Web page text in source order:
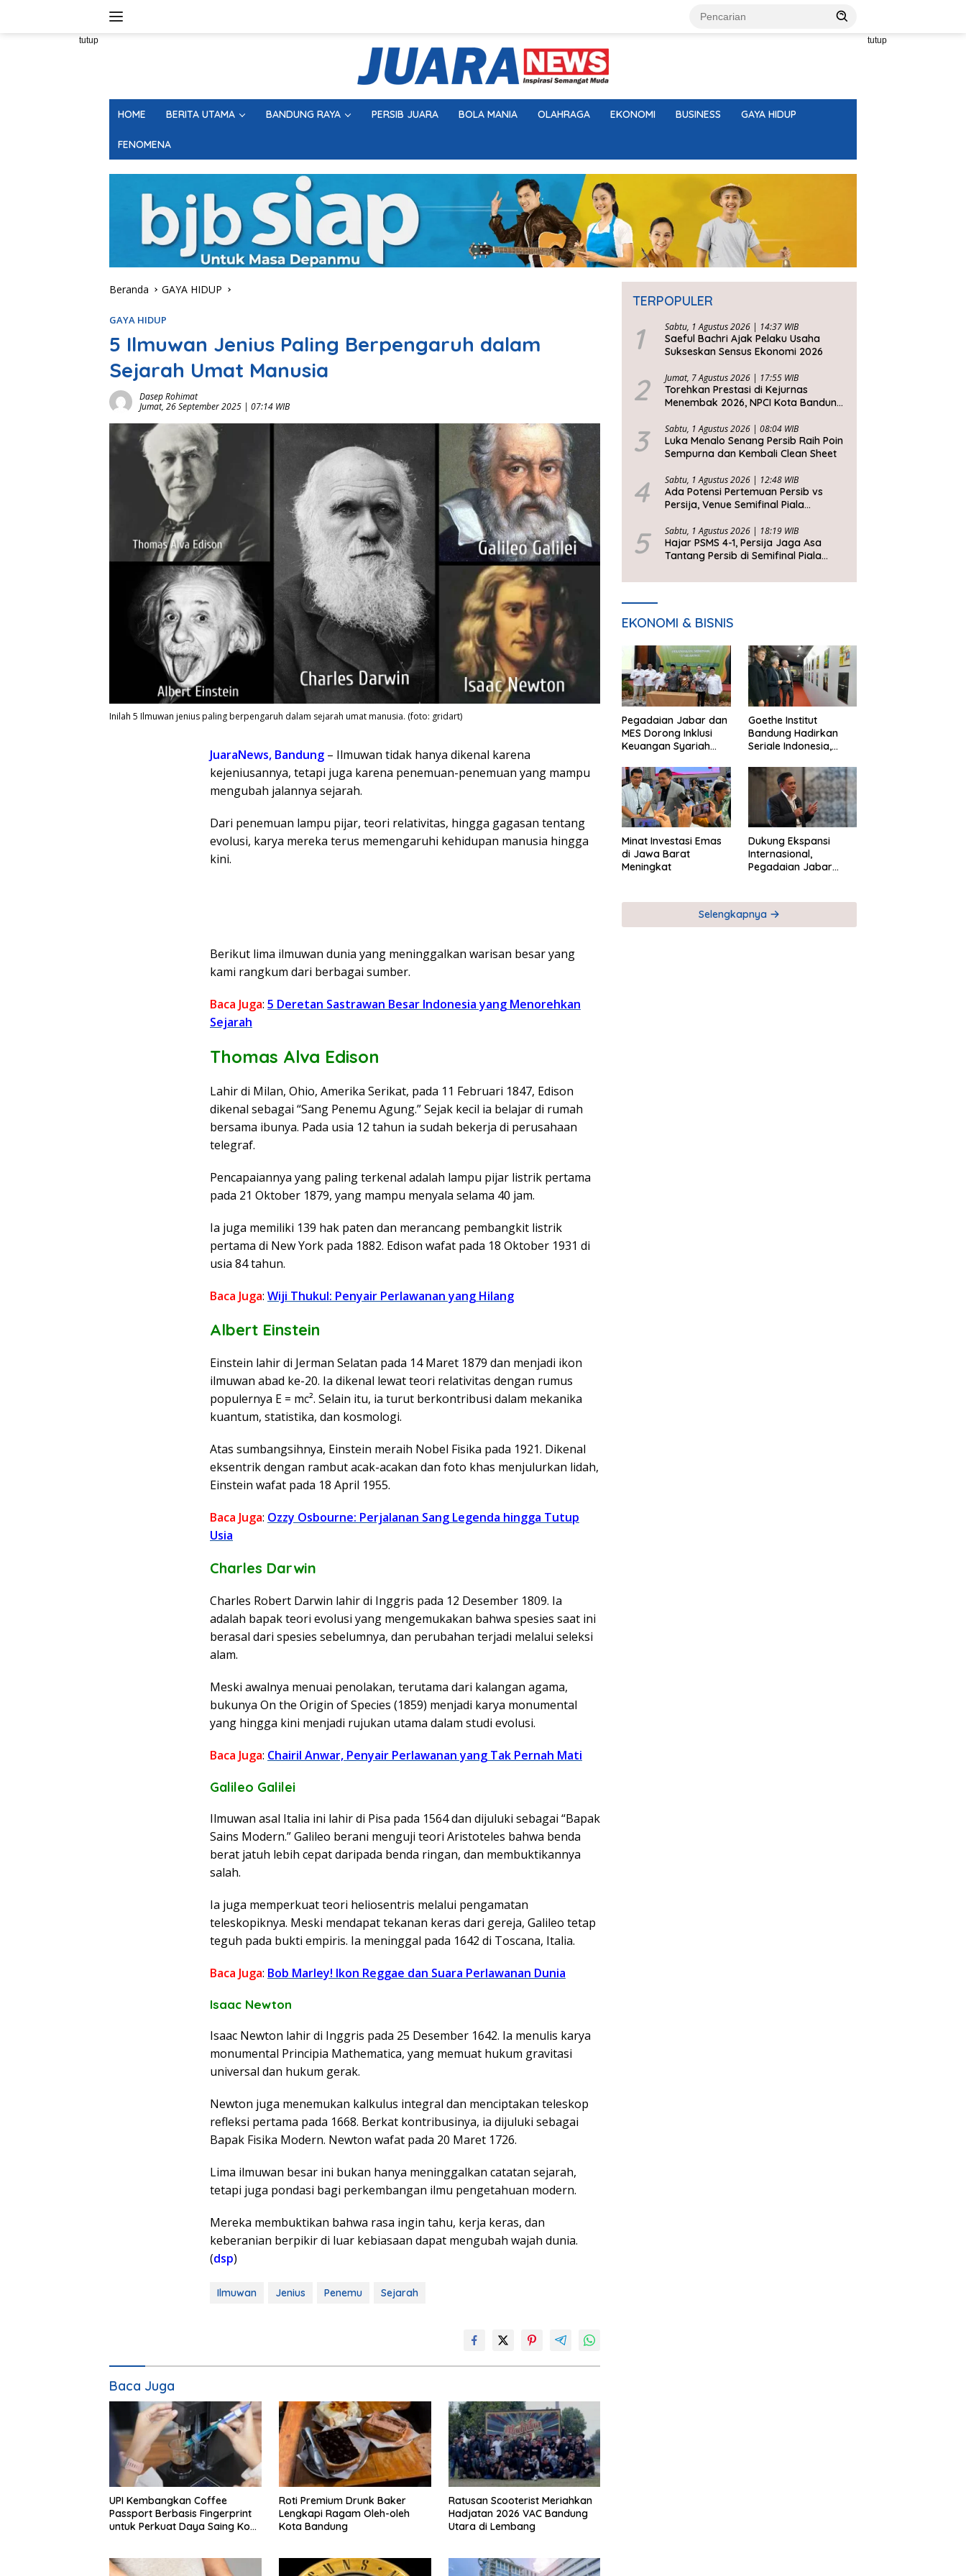
tutup tutup
HOME BERITA UTAMA BANDUNG RAYA PERSIB JUARA BOLA MANIA OLAHRAGA EKONOMI BUSINESS GAYA HIDUP
FENOMENA
Beranda GAYA HIDUP
GAYA HIDUP
5 Ilmuwan Jenius Paling Berpengaruh dalam
Sejarah Umat Manusia
Dasep Rohimat
Jumat, 26 September 2025 | 07:14 WIB
Inilah 5 Ilmuwan jenius paling berpengaruh dalam sejarah umat manusia. (foto: gridart)
JuaraNews, Bandung – Ilmuwan tidak hanya dikenal karena
kejeniusannya, tetapi juga karena penemuan-penemuan yang mampu
mengubah jalannya sejarah.
Dari penemuan lampu pijar, teori relativitas, hingga gagasan tentang
evolusi, karya mereka terus memengaruhi kehidupan manusia hingga
kini.
Berikut lima ilmuwan dunia yang meninggalkan warisan besar yang
kami rangkum dari berbagai sumber.
Baca Juga: 5 Deretan Sastrawan Besar Indonesia yang Menorehkan
Sejarah
Thomas Alva Edison
Lahir di Milan, Ohio, Amerika Serikat, pada 11 Februari 1847, Edison
dikenal sebagai “Sang Penemu Agung.” Sejak kecil ia belajar di rumah
bersama ibunya. Pada usia 12 tahun ia sudah bekerja di perusahaan
telegraf.
Pencapaiannya yang paling terkenal adalah lampu pijar listrik pertama
pada 21 Oktober 1879, yang mampu menyala selama 40 jam.
Ia juga memiliki 139 hak paten dan merancang pembangkit listrik
pertama di New York pada 1882. Edison wafat pada 18 Oktober 1931 di
usia 84 tahun.
Baca Juga: Wiji Thukul: Penyair Perlawanan yang Hilang
Albert Einstein
Einstein lahir di Jerman Selatan pada 14 Maret 1879 dan menjadi ikon
ilmuwan abad ke-20. Ia dikenal lewat teori relativitas dengan rumus
populernya E = mc². Selain itu, ia turut berkontribusi dalam mekanika
kuantum, statistika, dan kosmologi.
Atas sumbangsihnya, Einstein meraih Nobel Fisika pada 1921. Dikenal
eksentrik dengan rambut acak-acakan dan foto khas menjulurkan lidah,
Einstein wafat pada 18 April 1955.
Baca Juga: Ozzy Osbourne: Perjalanan Sang Legenda hingga Tutup
Usia
Charles Darwin
Charles Robert Darwin lahir di Inggris pada 12 Desember 1809. Ia
adalah bapak teori evolusi yang mengemukakan bahwa spesies saat ini
berasal dari spesies sebelumnya, dan perubahan terjadi melalui seleksi
alam.
Meski awalnya menuai penolakan, terutama dari kalangan agama,
bukunya On the Origin of Species (1859) menjadi karya monumental
yang hingga kini menjadi rujukan utama dalam studi evolusi.
Baca Juga: Chairil Anwar, Penyair Perlawanan yang Tak Pernah Mati
Galileo Galilei
Ilmuwan asal Italia ini lahir di Pisa pada 1564 dan dijuluki sebagai “Bapak
Sains Modern.” Galileo berani menguji teori Aristoteles bahwa benda
berat jatuh lebih cepat daripada benda ringan, dan membuktikannya
salah.
Ia juga memperkuat teori heliosentris melalui pengamatan
teleskopiknya. Meski mendapat tekanan keras dari gereja, Galileo tetap
teguh pada bukti empiris. Ia meninggal pada 1642 di Toscana, Italia.
Baca Juga: Bob Marley! Ikon Reggae dan Suara Perlawanan Dunia
Isaac Newton
Isaac Newton lahir di Inggris pada 25 Desember 1642. Ia menulis karya
monumental Principia Mathematica, yang memuat hukum gravitasi
universal dan hukum gerak.
Newton juga menemukan kalkulus integral dan menciptakan teleskop
refleksi pertama pada 1668. Berkat kontribusinya, ia dijuluki sebagai
Bapak Fisika Modern. Newton wafat pada 20 Maret 1726.
Lima ilmuwan besar ini bukan hanya meninggalkan catatan sejarah,
tetapi juga pondasi bagi perkembangan ilmu pengetahuan modern.
Mereka membuktikan bahwa rasa ingin tahu, kerja keras, dan
keberanian berpikir di luar kebiasaan dapat mengubah wajah dunia.
(dsp)
Ilmuwan Jenius Penemu Sejarah
Baca Juga
UPI Kembangkan Coffee
Passport Berbasis Fingerprint
untuk Perkuat Daya Saing Kopi
Roti Premium Drunk Baker
Lengkapi Ragam Oleh-oleh
Kota Bandung
Ratusan Scooterist Meriahkan
Hadjatan 2026 VAC Bandung
Utara di Lembang
TERPOPULER
1 Sabtu, 1 Agustus 2026 | 14:37 WIB
Saeful Bachri Ajak Pelaku Usaha
Sukseskan Sensus Ekonomi 2026
2 Jumat, 7 Agustus 2026 | 17:55 WIB
Torehkan Prestasi di Kejurnas
Menembak 2026, NPCI Kota Bandung
3 Sabtu, 1 Agustus 2026 | 08:04 WIB
Luka Menalo Senang Persib Raih Poin
Sempurna dan Kembali Clean Sheet
4 Sabtu, 1 Agustus 2026 | 12:48 WIB
Ada Potensi Pertemuan Persib vs
Persija, Venue Semifinal Piala
5 Sabtu, 1 Agustus 2026 | 18:19 WIB
Hajar PSMS 4-1, Persija Jaga Asa
Tantang Persib di Semifinal Piala
EKONOMI & BISNIS
Pegadaian Jabar dan
MES Dorong Inklusi
Keuangan Syariah
UMKM
Goethe Institut
Bandung Hadirkan
Seriale Indonesia,
Global Industri Serial
Minat Investasi Emas
di Jawa Barat
Meningkat
Dukung Ekspansi
Internasional,
Pegadaian Jabar
Pegadaian Timor
Leste
Selengkapnya